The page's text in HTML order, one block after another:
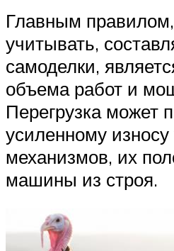
Главным
учитывать,
самоделки,
объема работ и
Перегрузка может
усиленному износу
механизмов, их
машины из строя.